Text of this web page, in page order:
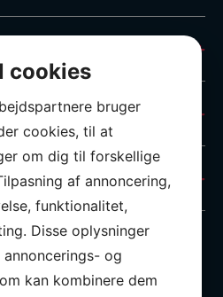
opfriskes?
cookies
bruger
cookies, til at
om dig til forskellige
af annoncering,
funktionalitet,
Disse oplysninger
og
kan kombinere dem